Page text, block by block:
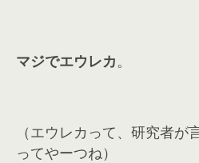
マジでエウレカ。
（エウレカって、研究者が
ってやーつね）